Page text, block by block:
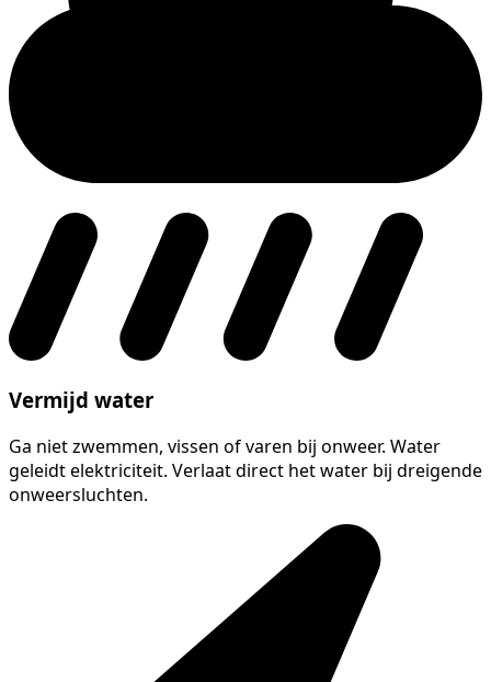
Vermijd water
Ga niet zwemmen, vissen of varen bij onweer. Water
geleidt elektriciteit. Verlaat direct het water bij dreigende
onweersluchten.